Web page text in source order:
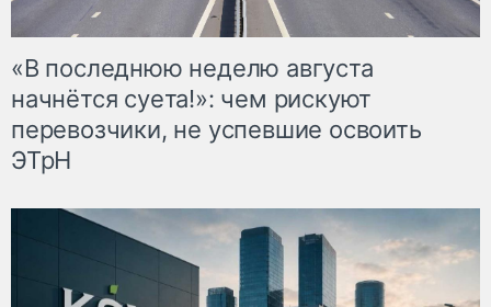
«В последнюю неделю августа
начнётся суета!»: чем рискуют
перевозчики, не успевшие освоить
ЭТрН